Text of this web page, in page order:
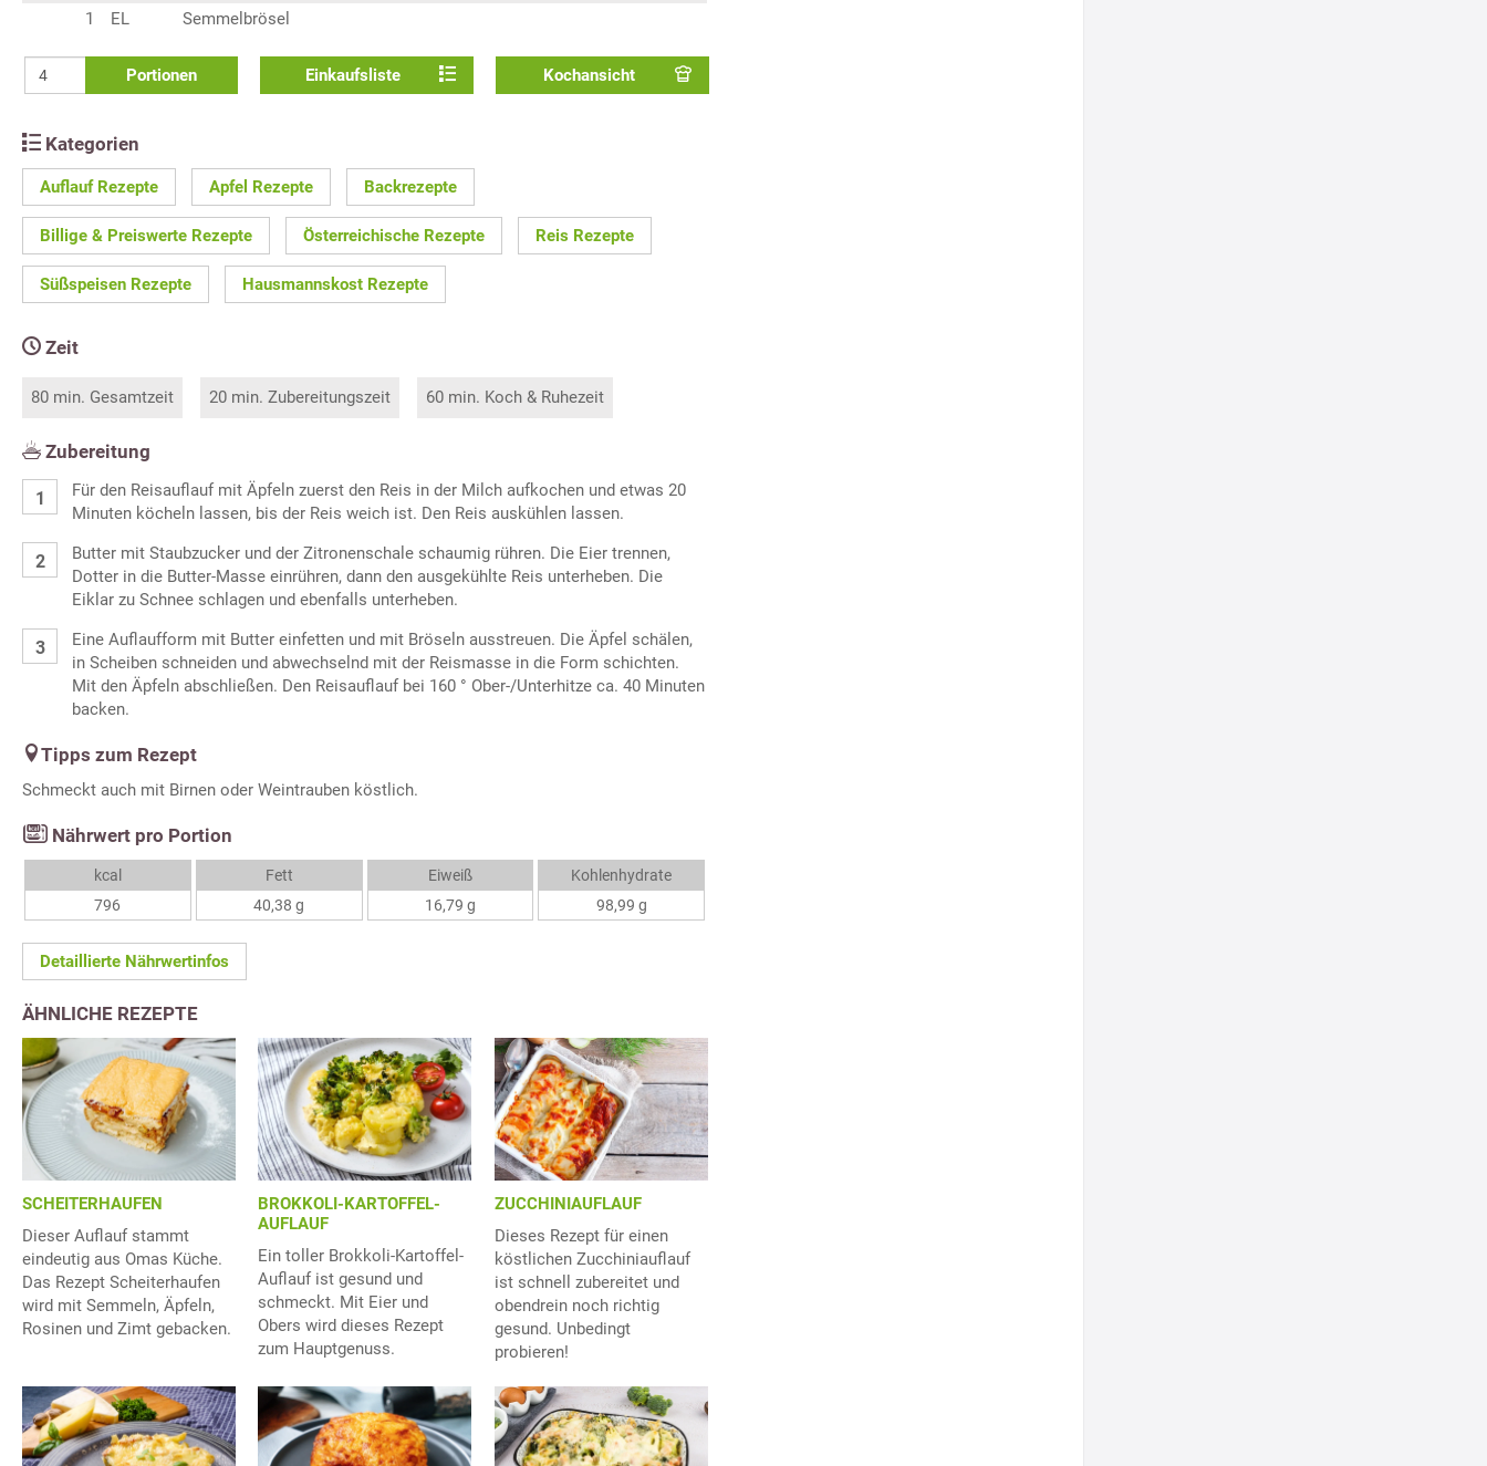
1
EL Semmelbrösel
Portionen Einkaufsliste Kochansicht
Kategorien
Auflauf Rezepte Apfel Rezepte Backrezepte
Billige & Preiswerte Rezepte Österreichische Rezepte Reis Rezepte
Süßspeisen Rezepte Hausmannskost Rezepte
Zeit
80 min. Gesamtzeit 20 min. Zubereitungszeit 60 min. Koch & Ruhezeit
Zubereitung
Für den Reisauflauf mit Äpfeln zuerst den Reis in der Milch aufkochen und etwas 20
Minuten köcheln lassen, bis der Reis weich ist. Den Reis auskühlen lassen.
Butter mit Staubzucker und der Zitronenschale schaumig rühren. Die Eier trennen,
Dotter in die Butter-Masse einrühren, dann den ausgekühlte Reis unterheben. Die
Eiklar zu Schnee schlagen und ebenfalls unterheben.
Eine Auflaufform mit Butter einfetten und mit Bröseln ausstreuen. Die Äpfel schälen,
in Scheiben schneiden und abwechselnd mit der Reismasse in die Form schichten.
Mit den Äpfeln abschließen. Den Reisauflauf bei 160 ° Ober-/Unterhitze ca. 40 Minuten
backen.
Tipps zum Rezept
Schmeckt auch mit Birnen oder Weintrauben köstlich.
Nährwert pro Portion
kcal
796
Fett
40,38 g
Eiweiß
16,79 g
Kohlenhydrate
98,99 g
Detaillierte Nährwertinfos
ÄHNLICHE REZEPTE
SCHEITERHAUFEN
Dieser Auflauf stammt
eindeutig aus Omas Küche.
Das Rezept Scheiterhaufen
wird mit Semmeln, Äpfeln,
Rosinen und Zimt gebacken.
BROKKOLI-KARTOFFEL-
AUFLAUF
Ein toller Brokkoli-Kartoffel-
Auflauf ist gesund und
schmeckt. Mit Eier und
Obers wird dieses Rezept
zum Hauptgenuss.
ZUCCHINIAUFLAUF
Dieses Rezept für einen
köstlichen Zucchiniauflauf
ist schnell zubereitet und
obendrein noch richtig
gesund. Unbedingt
probieren!